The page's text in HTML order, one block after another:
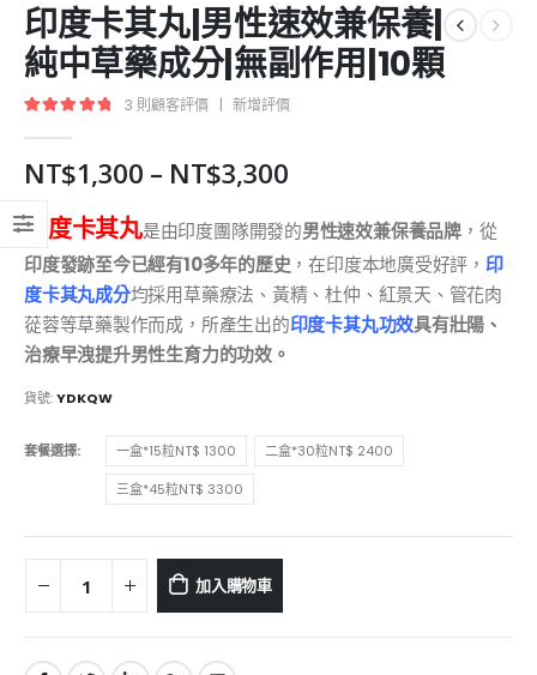
印度卡其丸|男性速效兼保養|
純中草藥成分|無副作用|10顆
3 則顧客評價 | 新增評價
NT$1,300 – NT$3,300
印度卡其丸是由印度團隊開發的男性速效兼保養品牌，從
印度發跡至今已經有10多年的歷史 ，在印度本地廣受好評， 印
度卡其丸成分均採用草藥療法、黃精、杜仲、紅景天、管花肉
蓯蓉等草藥製作而成，所產生出的印度卡其丸功效具有壯陽、
治療早洩提升男性生育力的功效。
貨號:YDKQW
套餐選擇 一盒*15粒NT$ 1300
二盒*30粒NT$ 2400
三盒*45粒NT$ 3300
加入購物車